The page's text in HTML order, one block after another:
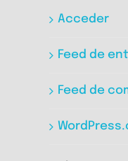
Acceder
Feed de
Feed de